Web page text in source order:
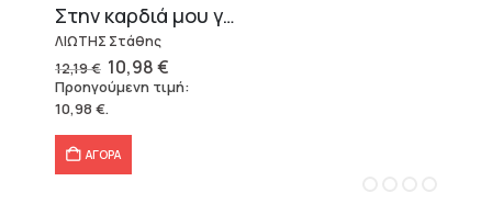
Στην καρδιά μου γράφει Ελλάδα
ΛΙΩΤΗΣ Στάθης
12,19€ Original
price
was:
12,19 €.
10,98€Η
τρέχουσα
τιμή
Προηγούμενη τιμή:
10,98 €.
ΑΓΟΡΑ